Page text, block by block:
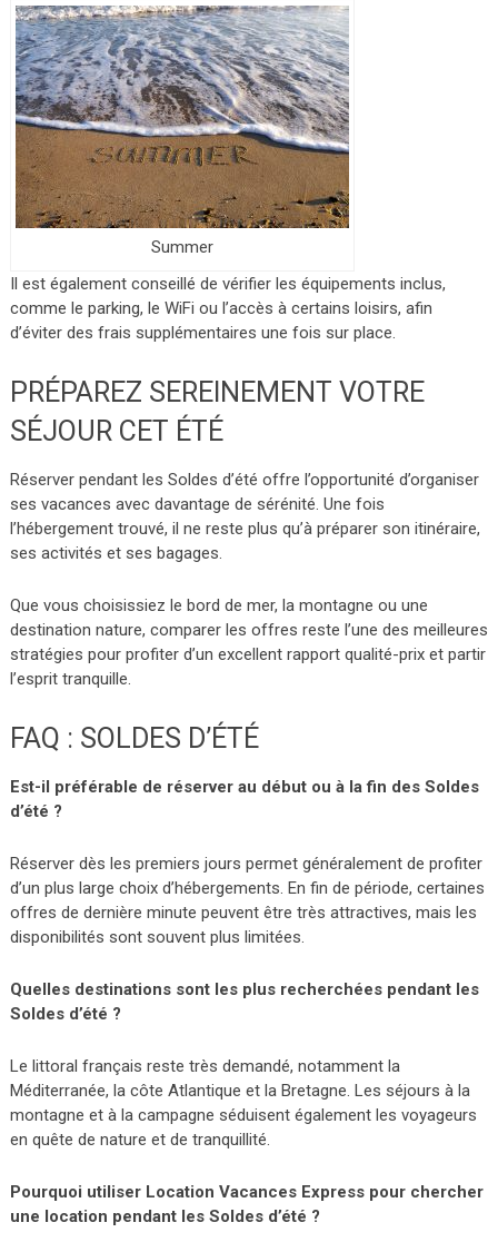
Summer
Il est également conseillé de vérifier les équipements inclus,
comme le parking, le WiFi ou l’accès à certains loisirs, afin
d’éviter des frais supplémentaires une fois sur place.
PRÉPAREZ SEREINEMENT VOTRE
SÉJOUR CET ÉTÉ
Réserver pendant les Soldes d’été offre l’opportunité d’organiser
ses vacances avec davantage de sérénité. Une fois
l’hébergement trouvé, il ne reste plus qu’à préparer son itinéraire,
ses activités et ses bagages.
Que vous choisissiez le bord de mer, la montagne ou une
destination nature, comparer les offres reste l’une des meilleures
stratégies pour profiter d’un excellent rapport qualité-prix et partir
l’esprit tranquille.
FAQ : SOLDES D’ÉTÉ
Est-il préférable de réserver au début ou à la fin des Soldes
d’été ?
Réserver dès les premiers jours permet généralement de profiter
d’un plus large choix d’hébergements. En fin de période, certaines
offres de dernière minute peuvent être très attractives, mais les
disponibilités sont souvent plus limitées.
Quelles destinations sont les plus recherchées pendant les
Soldes d’été ?
Le littoral français reste très demandé, notamment la
Méditerranée, la côte Atlantique et la Bretagne. Les séjours à la
montagne et à la campagne séduisent également les voyageurs
en quête de nature et de tranquillité.
Pourquoi utiliser Location Vacances Express pour chercher
une location pendant les Soldes d’été ?